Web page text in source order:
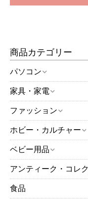
商品カテゴリー
パソコン
家具・家電
ファッション
ホビー・カルチャー
ベビー用品
アンティーク・コレ
食品